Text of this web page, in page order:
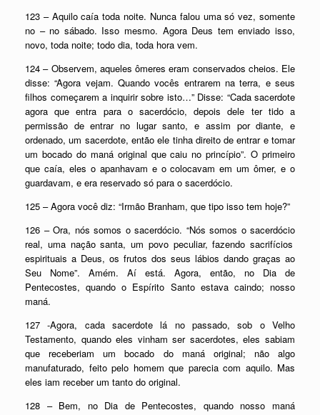
123 – Aquilo caía toda noite. Nunca falou uma só vez, somente
no – no sábado. Isso mesmo. Agora Deus tem enviado isso,
novo, toda noite; todo dia, toda hora vem.
124 – Observem, aqueles ômeres eram conservados cheios. Ele
disse: “Agora vejam. Quando vocês entrarem na terra, e seus
filhos começarem a inquirir sobre isto…” Disse: “Cada sacerdote
agora que entra para o sacerdócio, depois dele ter tido a
permissão de entrar no lugar santo, e assim por diante, e
ordenado, um sacerdote, então ele tinha direito de entrar e tomar
um bocado do maná original que caiu no princípio”. O primeiro
que caía, eles o apanhavam e o colocavam em um ômer, e o
guardavam, e era reservado só para o sacerdócio.
125 – Agora você diz: “Irmão Branham, que tipo isso tem hoje?”
126 – Ora, nós somos o sacerdócio. “Nós somos o sacerdócio
real, uma nação santa, um povo peculiar, fazendo sacrifícios
espirituais a Deus, os frutos dos seus lábios dando graças ao
Seu Nome”. Amém. Aí está. Agora, então, no Dia de
Pentecostes, quando o Espírito Santo estava caindo; nosso
maná.
127 -Agora, cada sacerdote lá no passado, sob o Velho
Testamento, quando eles vinham ser sacerdotes, eles sabiam
que receberiam um bocado do maná original; não algo
manufaturado, feito pelo homem que parecia com aquilo. Mas
eles iam receber um tanto do original.
128 – Bem, no Dia de Pentecostes, quando nosso maná